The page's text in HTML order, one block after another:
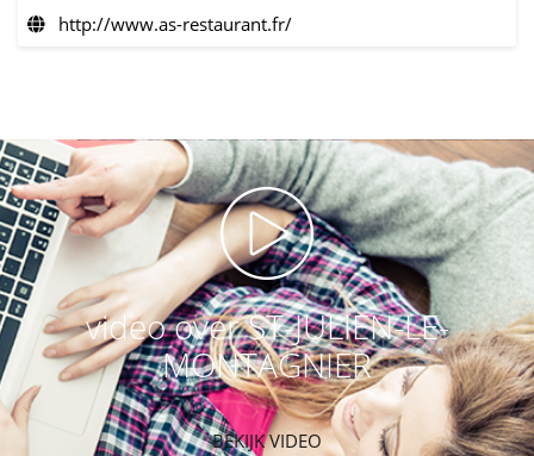
http://www.as-restaurant.fr/
video over ST-JULIEN-LE-
MONTAGNIER
BEKIJK VIDEO